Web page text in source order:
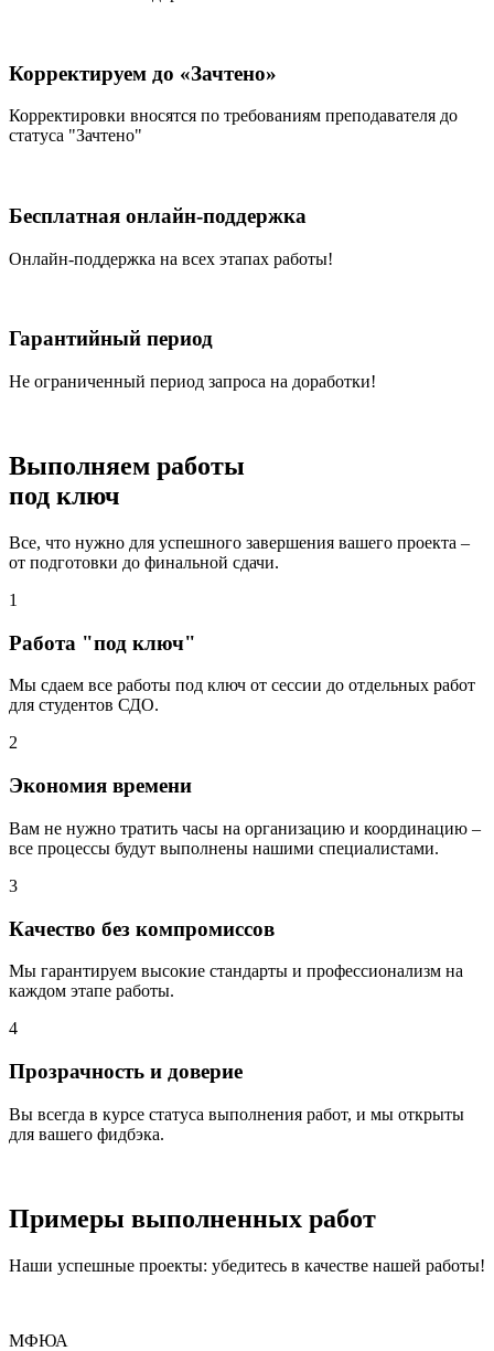
Корректируем до «Зачтено»
Корректировки вносятся по требованиям преподавателя до
статуса "Зачтено"
Бесплатная онлайн-поддержка
Онлайн-поддержка на всех этапах работы!
Гарантийный период
Не ограниченный период запроса на доработки!
Выполняем работы
под ключ
Все, что нужно для успешного завершения вашего проекта –
от подготовки до финальной сдачи.
1
Работа "под ключ"
Мы сдаем все работы под ключ от сессии до отдельных работ
для студентов СДО.
2
Экономия времени
Вам не нужно тратить часы на организацию и координацию –
все процессы будут выполнены нашими специалистами.
3
Качество без компромиссов
Мы гарантируем высокие стандарты и профессионализм на
каждом этапе работы.
4
Прозрачность и доверие
Вы всегда в курсе статуса выполнения работ, и мы открыты
для вашего фидбэка.
Примеры выполненных работ
Наши успешные проекты: убедитесь в качестве нашей работы!
МФЮА